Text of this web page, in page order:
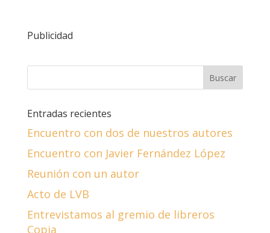
Publicidad
Entradas recientes
Encuentro con dos de nuestros autores
Encuentro con Javier Fernández López
Reunión con un autor
Acto de LVB
Entrevistamos al gremio de libreros
Copia